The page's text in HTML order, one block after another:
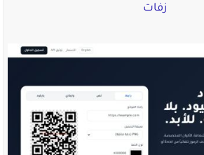
زفات